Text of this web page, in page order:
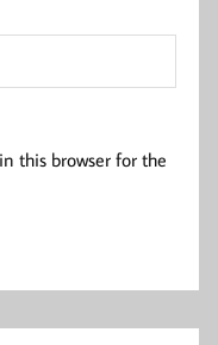
this browser for the